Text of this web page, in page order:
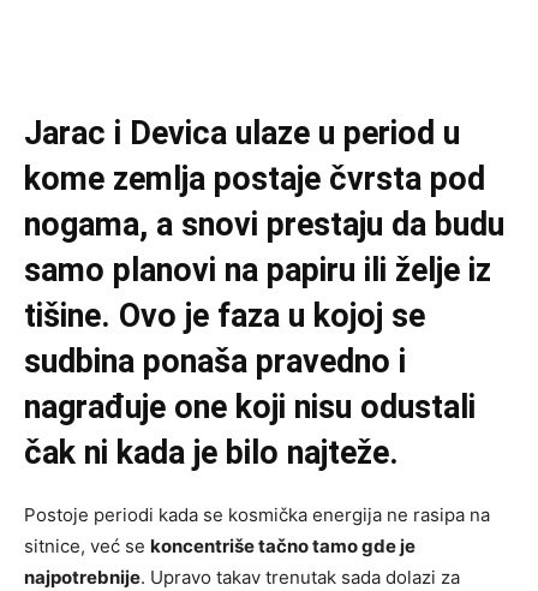
Jarac i Devica ulaze u period u
kome zemlja postaje čvrsta pod
nogama, a snovi prestaju da budu
samo planovi na papiru ili želje iz
tišine. Ovo je faza u kojoj se
sudbina ponaša pravedno i
nagrađuje one koji nisu odustali
čak ni kada je bilo najteže.
Postoje periodi kada se kosmička energija ne rasipa na
sitnice, već se koncentriše tačno tamo gde je
najpotrebnije. Upravo takav trenutak sada dolazi za